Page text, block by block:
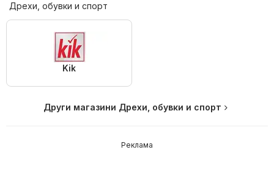
Дрехи, обувки и спорт
Kik
Други магазини Дрехи, обувки и спорт
Реклама